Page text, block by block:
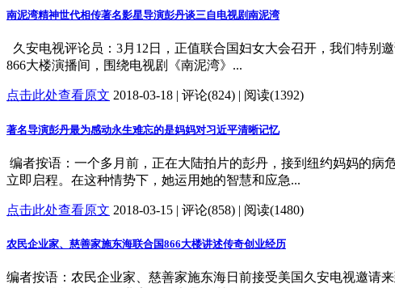
南泥湾精神世代相传著名影星导演彭丹谈三自电视剧南泥湾
久安电视评论员：3月12日，正值联合国妇女大会召开，我们特别
866大楼演播间，围绕电视剧《南泥湾》...
点击此处查看原文 2018-03-18 | 评论(824) | 阅读(1392)
著名导演彭丹最为感动永生难忘的是妈妈对习近平清晰记忆
编者按语：一个多月前，正在大陆拍片的彭丹，接到纽约妈妈的
立即启程。在这种情势下，她运用她的智慧和应急...
点击此处查看原文 2018-03-15 | 评论(858) | 阅读(1480)
农民企业家、慈善家施东海联合国866大楼讲述传奇创业经历
编者按语：农民企业家、慈善家施东海日前接受美国久安电视邀请